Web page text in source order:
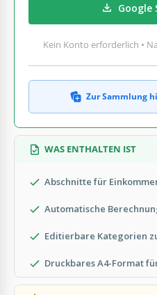
Google
Kein Konto erforderlich •
Zur Sammlung
WAS ENTHALTEN IST
Abschnitte für
Automatische
Editierbare Kategorien
Druckbares A4-Format